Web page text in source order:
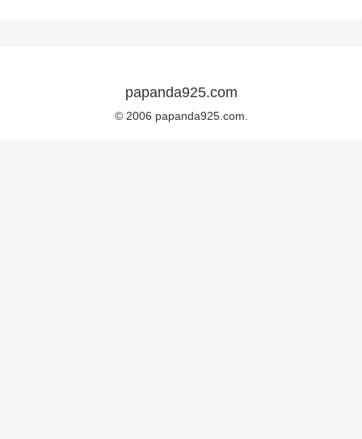
papanda925.com
© 2006 papanda925.com.